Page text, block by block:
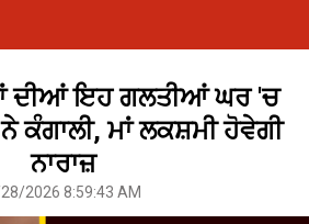
ਦੀਆਂ ਇਹ ਗਲਤੀਆਂ ਘਰ 'ਚ
ਮਾਂ ਲਕਸ਼ਮੀ ਹੋਵੇਗੀ
ਨਾਰਾਜ਼
2026 8:59:43 AM